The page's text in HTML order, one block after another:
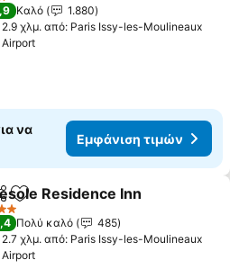
Καλό
1.880
2.9 χλμ. από: Paris Issy-les-Moulineaux
Airport
να
Εμφάνιση τιμών
Προσθήκη στα αγαπημένα
Residence Inn
Πολύ καλό
485
2.7 χλμ. από: Paris Issy-les-Moulineaux
Airport